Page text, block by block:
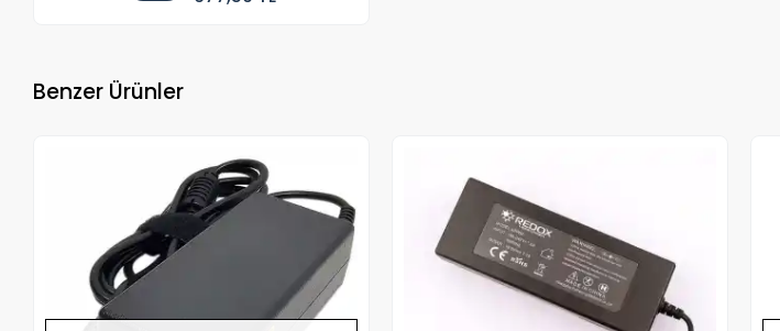
Benzer Ürünler